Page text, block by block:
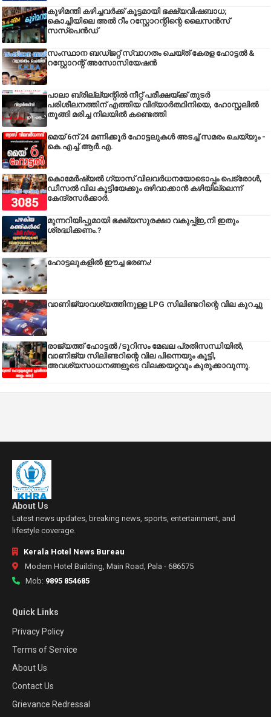
കുഴിമന്തി കഴിച്ചവർക്ക് കൂട്ടമായി ഭക്ഷ്യവിഷബാധ;
കൊച്ചിയിലെ അൽ റീം റസ്റ്റോറന്റിന്റെ ലൈസൻസ്
സസ്പെൻഡ്
സംസ്ഥാന ബഡ്‌ജറ്റ് സ്വാഗതം ചെയ്ത് കേരള ഹോട്ടൽ &
റസ്റ്റോറന്റ് അസോസിയേഷൻ
പാലാ ബ്രില്ല്യന്റിൽ നീറ്റ് പരീക്ഷയ്ക്ക് തുടർ
പരിശീലനത്തിന് എത്തിയ വിദ്യാർത്ഥിനിയെ, ഹോസ്റ്റലിൽ
തൂങ്ങി മരിച്ച നിലയിൽ കണ്ടെത്തി
മെയ് 6ന് 24 മണിക്കൂർ ഹോട്ടലുകൾ അടച്ച് സമരം ചെയ്യും -
കെ.എച്ച്.ആർ.എ.
കൊമേർഷ്യൽ ഗ്യാസ് വിലവർധനയോടൊപ്പം പെട്രോൾ,
ഡീസല്‍ വില കൂട്ടിയേക്കും ഒഴിവാക്കാന്‍ കഴിയില്ലെന്ന്
കേന്ദ്രസര്‍ക്കാര്‍.
മുന്നറിയിപ്പുമായി ഭക്ഷ്യസുരക്ഷാ വകുപ്പ്ഇ,നി ഇതും
ശ്രദ്ധിക്കണം.?
ഹോട്ടലുകളിൽ ഈച്ച ഭരണം!
വാണിജ്യാവശ്യത്തിനുള്ള LPG സിലിണ്ടറിന്റെ വില കുറച്ചു
രാജ്യത്ത് ഹോട്ടൽ /ടൂറിസം മേഖല പ്രതിസന്ധിയിൽ,
വാണിജ്യ സിലിണ്ടറിന്റെ വില പിന്നെയും കൂട്ടി,
അവശ്യസാധനങ്ങളുടെ വിലക്കയറ്റവും കുരുക്കാവുന്നു.
About Us
Latest news updates, breaking news, sports, entertainment, and
lifestyle coverage.
Kerala Hotel News Bureau
Modern Hotel Building, Main Road, Pala - 686575
Mob: 9895 854685
Quick Links
Privacy Policy
Terms of Service
About Us
Contact Us
Grievance Redressal